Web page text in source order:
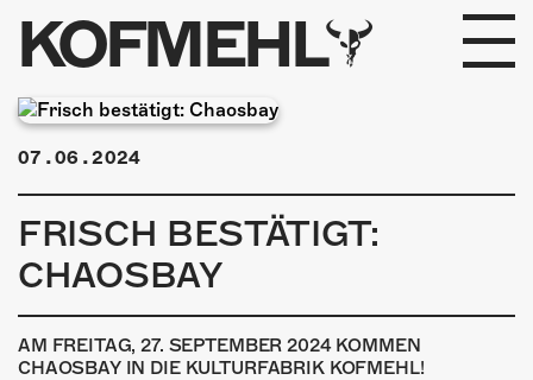
KOFMEHL
PROGRAMM
FABRIKGEFLÜSTER
GALERIE
PHOTOMAT
07.06.2024
FRISCH BESTÄTIGT:
CHAOSBAY
AM FREITAG, 27. SEPTEMBER 2024 KOMMEN
CHAOSBAY IN DIE KULTURFABRIK KOFMEHL!